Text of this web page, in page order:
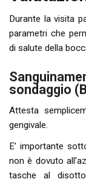
Durante la visita
parametri che
di salute della
sondaggio
Attesta
gengivale.
E’ importante
non è dovuto
tasche al